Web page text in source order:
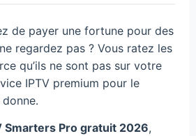
de payer une fortune pour des
regardez pas ? Vous ratez les
qu’ils ne sont pas sur votre
IPTV premium pour le
Smarters Pro gratuit 2026,